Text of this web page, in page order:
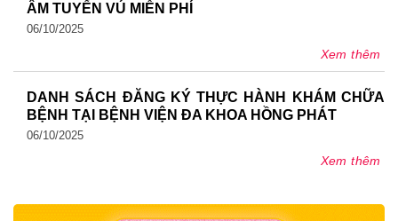
ÂM TUYẾN VÚ MIỄN PHÍ
06/10/2025
Xem thêm
DANH SÁCH ĐĂNG KÝ THỰC HÀNH KHÁM CHỮA
BỆNH TẠI BỆNH VIỆN ĐA KHOA HỒNG PHÁT
06/10/2025
Xem thêm